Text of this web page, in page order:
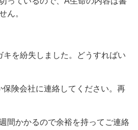
ん。
を紛失しました。どうすればい
険会社に連絡してください。再
かかるので余裕を持ってご連絡